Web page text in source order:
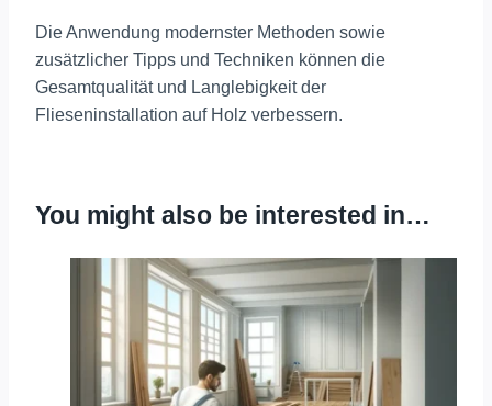
Die Anwendung modernster Methoden sowie
zusätzlicher Tipps und Techniken können die
Gesamtqualität und Langlebigkeit der
Flieseninstallation auf Holz verbessern.
You might also be interested in…